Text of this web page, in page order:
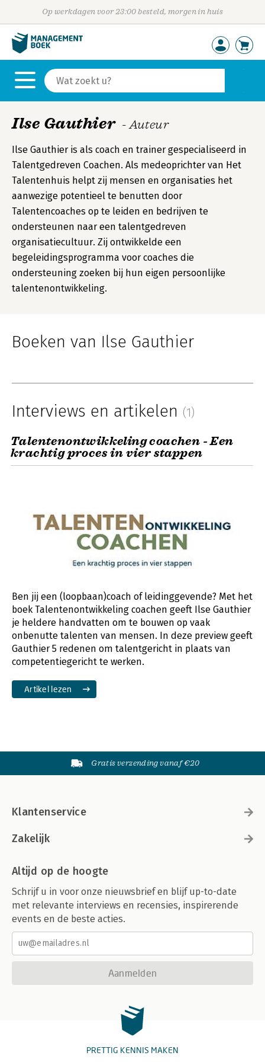
Op werkdagen voor 23:00 besteld, morgen in huis
Ilse Gauthier - Auteur
Ilse Gauthier is als coach en trainer gespecialiseerd in
Talentgedreven Coachen. Als medeoprichter van Het
Talentenhuis helpt zij mensen en organisaties het
aanwezige potentieel te benutten door
Talentencoaches op te leiden en bedrijven te
ondersteunen naar een talentgedreven
organisatiecultuur. Zij ontwikkelde een
begeleidingsprogramma voor coaches die
ondersteuning zoeken bij hun eigen persoonlijke
talentenontwikkeling.
Boeken van Ilse Gauthier
Interviews en artikelen (1)
Talentenontwikkeling coachen - Een
krachtig proces in vier stappen
Ben jij een (loopbaan)coach of leidinggevende? Met het
boek Talentenontwikkeling coachen geeft Ilse Gauthier
je heldere handvatten om te bouwen op vaak
onbenutte talenten van mensen. In deze preview geeft
Gauthier 5 redenen om talentgericht in plaats van
competentiegericht te werken.
Artikel lezen
Gratis verzending vanaf €20
Klantenservice
Zakelijk
Altijd op de hoogte
Schrijf u in voor onze nieuwsbrief en blijf up-to-date
met relevante interviews en recensies, inspirerende
events en de beste acties.
Aanmelden
PRETTIG KENNIS MAKEN